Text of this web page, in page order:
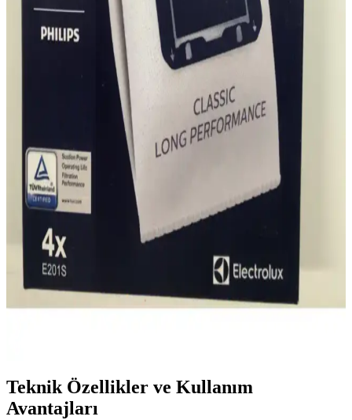
Arnica ET14300 ile Philips karşılaştırması: Emiş
gücü ve ses seviyesi odaklı farklar
Bu karşılaştırma, Arnica ET14300 Tesla Premium Rose ile Philips
PowerPro Compact FC9323/07 tozsuz torbasız elektrikli
süpürgelerini motor gücü, hazne kapasitesi, ses seviyesi, filtre
sistemi ve ergonomi açısından tarafsız olarak analiz eder; kullanıcı
geri bildirimlerini de öne çıkarır.
Philips Crp197/01 Triactive Başlık İncelemesi:
Temizlik Performansı ve Kullanıcı Yorumları
Philips'in Triactive başlığı, yüksek çekiş gücü ve çok yönlü kullanım
özellikleriyle öne çıkıyor. Kullanıcılar, ürünün etkili temizlik
sağladığını ve ergonomik tasarımını beğeniyor, ancak dayanıklılık
konusunda bazı endişeler dile getiriliyor.
Philips S- Bag Toz Torbası Uyumlu Modeli: Güçlü
ve Sessiz Temizlik Çözümü
Philips'in S- Bag toz torbası modeli, yüksek performans, sessiz
Teknik Özellikler ve Kullanım
Avantajları